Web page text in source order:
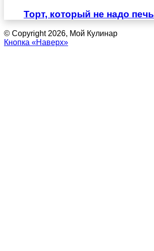
Торт, который не надо печь
© Copyright 2026, Мой Кулинар
Кнопка «Наверх»